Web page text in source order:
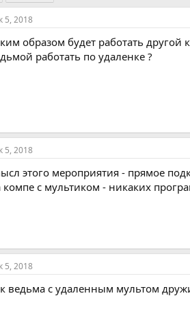
5, 2018
образом будет работать
работать по удаленке ?
5, 2018
этого мероприятия - прямое
компе с мультиком - никаких
5, 2018
ведьма с удаленным мультом